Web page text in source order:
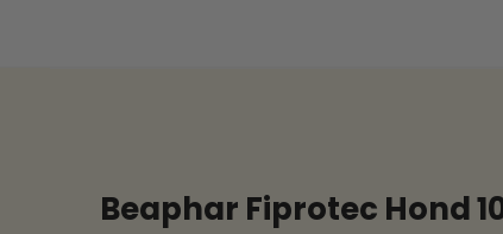
Beaphar Fiprotec Hond